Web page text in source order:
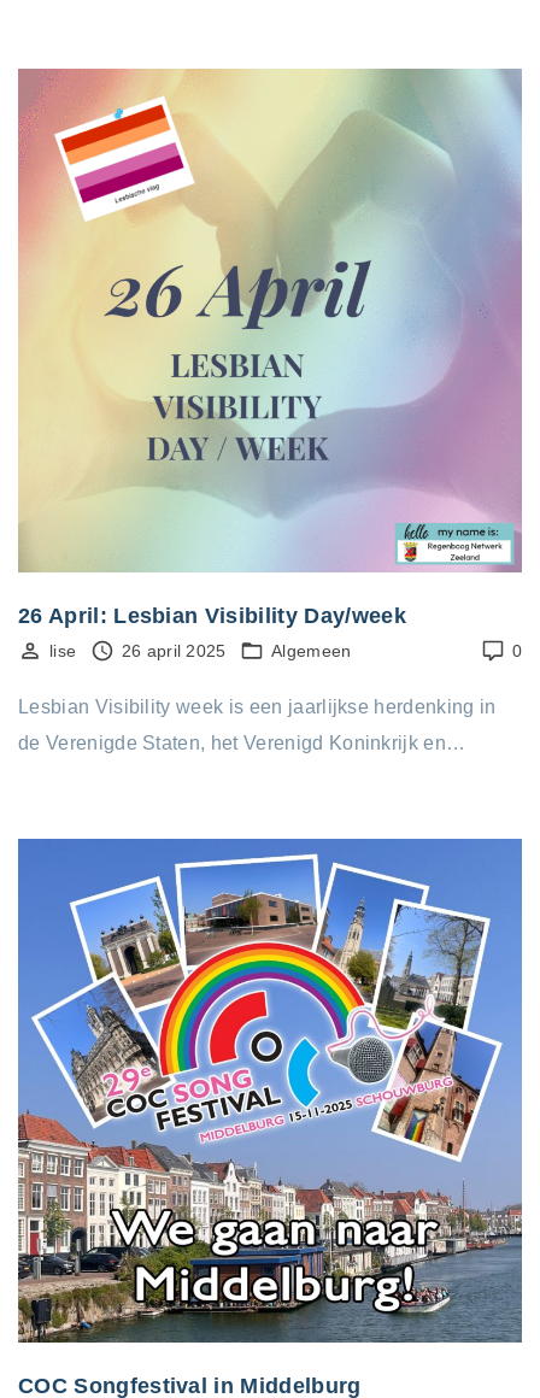
26 April: Lesbian Visibility Day/week
0
lise 26 april 2025 Algemeen
Lesbian Visibility week is een jaarlijkse herdenking in
de Verenigde Staten, het Verenigd Koninkrijk en…
COC Songfestival in Middelburg